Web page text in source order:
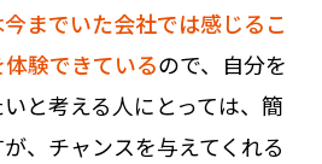
までいた会社では感じるこ
験できているので、自分を
と考える人にとっては、簡
、チャンスを与えてくれる